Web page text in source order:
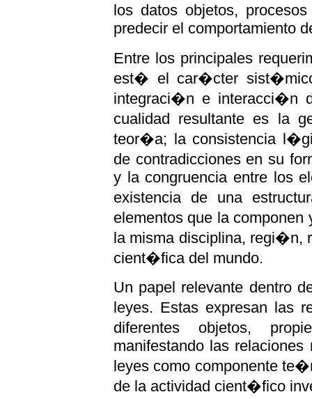
los datos objetos,
predecir el comportamiento
Entre los principales
est� el car�cter
integraci�n e interacci�n
cualidad resultante es la
teor�a; la consistencia
de contradicciones en su
y la congruencia entre los
existencia de una
elementos que la
la misma disciplina, regi�n,
cient�fica del mundo.
Un papel relevante dentro
leyes. Estas expresan las
diferentes objetos,
manifestando las
leyes como componente
de la actividad cient�fico